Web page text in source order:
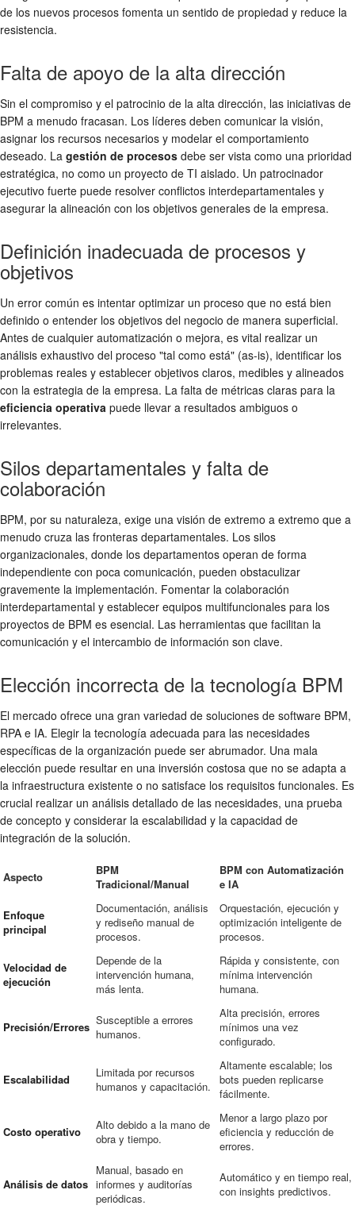
de los nuevos procesos fomenta un sentido de propiedad y reduce la
resistencia.
Falta de apoyo de la alta dirección
Sin el compromiso y el patrocinio de la alta dirección, las iniciativas de
BPM a menudo fracasan. Los líderes deben comunicar la visión,
asignar los recursos necesarios y modelar el comportamiento
deseado. La gestión de procesos debe ser vista como una prioridad
estratégica, no como un proyecto de TI aislado. Un patrocinador
ejecutivo fuerte puede resolver conflictos interdepartamentales y
asegurar la alineación con los objetivos generales de la empresa.
Definición inadecuada de procesos y
objetivos
Un error común es intentar optimizar un proceso que no está bien
definido o entender los objetivos del negocio de manera superficial.
Antes de cualquier automatización o mejora, es vital realizar un
análisis exhaustivo del proceso "tal como está" (as-is), identificar los
problemas reales y establecer objetivos claros, medibles y alineados
con la estrategia de la empresa. La falta de métricas claras para la
eficiencia operativa puede llevar a resultados ambiguos o
irrelevantes.
Silos departamentales y falta de
colaboración
BPM, por su naturaleza, exige una visión de extremo a extremo que a
menudo cruza las fronteras departamentales. Los silos
organizacionales, donde los departamentos operan de forma
independiente con poca comunicación, pueden obstaculizar
gravemente la implementación. Fomentar la colaboración
interdepartamental y establecer equipos multifuncionales para los
proyectos de BPM es esencial. Las herramientas que facilitan la
comunicación y el intercambio de información son clave.
Elección incorrecta de la tecnología BPM
El mercado ofrece una gran variedad de soluciones de software BPM,
RPA e IA. Elegir la tecnología adecuada para las necesidades
específicas de la organización puede ser abrumador. Una mala
elección puede resultar en una inversión costosa que no se adapta a
la infraestructura existente o no satisface los requisitos funcionales. Es
crucial realizar un análisis detallado de las necesidades, una prueba
de concepto y considerar la escalabilidad y la capacidad de
integración de la solución.
Aspecto
BPM
Tradicional/Manual
BPM con Automatización
e IA
Enfoque
principal
Documentación, análisis
y rediseño manual de
procesos.
Orquestación, ejecución y
optimización inteligente de
procesos.
Velocidad de
ejecución
Depende de la
intervención humana,
más lenta.
Rápida y consistente, con
mínima intervención
humana.
Precisión/Errores Susceptible a errores
humanos.
Alta precisión, errores
mínimos una vez
configurado.
Escalabilidad
Limitada por recursos
humanos y capacitación.
Altamente escalable; los
bots pueden replicarse
fácilmente.
Costo operativo
Alto debido a la mano de
obra y tiempo.
Menor a largo plazo por
eficiencia y reducción de
errores.
Análisis de datos
Manual, basado en
informes y auditorías
periódicas.
Automático y en tiempo real,
con insights predictivos.